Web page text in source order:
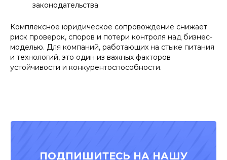
законодательства
Комплексное юридическое сопровождение снижает
риск проверок, споров и потери контроля над бизнес-
моделью. Для компаний, работающих на стыке питания
и технологий, это один из важных факторов
устойчивости и конкурентоспособности.